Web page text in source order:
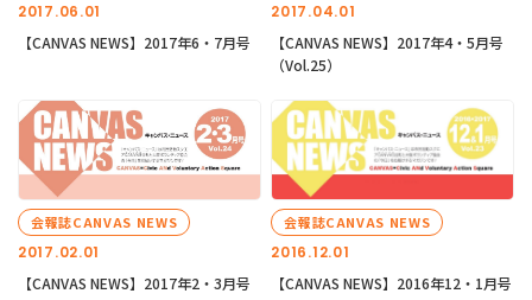
2017.06.01
【CANVAS NEWS】2017年6・7月号
2017.04.01
【CANVAS NEWS】2017年4・5月号
（Vol.25）
2017.02.01
会報誌CANVAS NEWS
【CANVAS NEWS】2017年2・3月号
2016.12.01
会報誌CANVAS NEWS
【CANVAS NEWS】2016年12・1月号